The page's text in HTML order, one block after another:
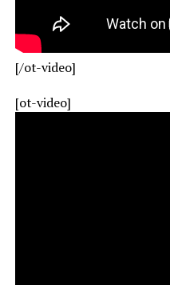
[/ot-video]
[ot-video]